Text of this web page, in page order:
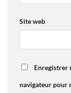
Site web
Enregistrer
navigateur pour